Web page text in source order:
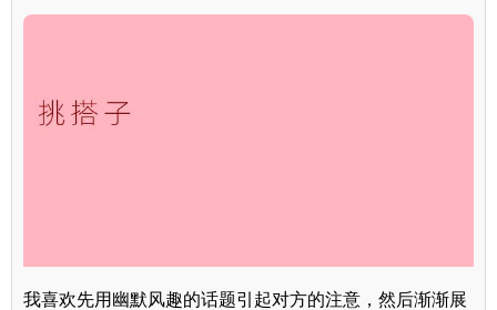
我喜欢先用幽默风趣的话题引起对方的注意，然后渐渐展